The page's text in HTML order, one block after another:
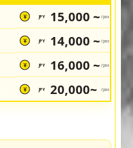
¥ JPY 15,000 ~ /pax
¥ JPY 14,000 ~ /pax
¥ JPY 16,000 ~ /pax
¥ JPY 20,000~ /pax